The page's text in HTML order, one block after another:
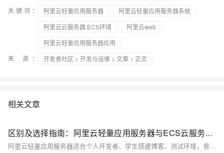
关键词：
阿里云轻量应用服务器
阿里云轻量应用服务器系统
阿里云云服务器 ECS环境
阿里云web
阿里云轻量应用服务器应用
来 源：
开发者社区 > 开发与运维 > 文章 > 正文
相关文章
区别及选择指南：阿里云轻量应用服务器与ECS云服务器有什么区别？
阿里云轻量应用服务器适合个人开发者、学生搭建博客、测试环境，易用且性价比高；ECS功能更强大，适合企业级应用如大数据、高流量网站。根据需求选择：轻量入门首选，ECS专业之选。